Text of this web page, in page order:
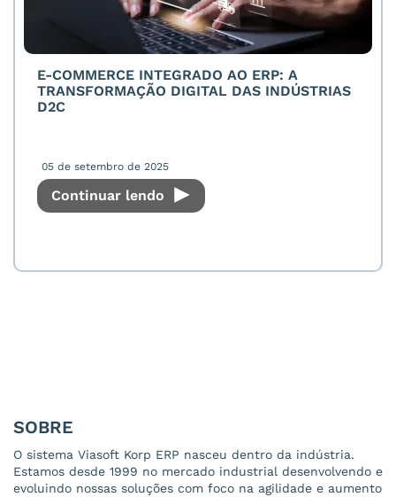
E-COMMERCE INTEGRADO AO ERP: A
TRANSFORMAÇÃO DIGITAL DAS INDÚSTRIAS
D2C
05 de setembro de 2025
Continuar lendo
SOBRE
O sistema Viasoft Korp ERP nasceu dentro da indústria.
Estamos desde 1999 no mercado industrial desenvolvendo e
evoluindo nossas soluções com foco na agilidade e aumento